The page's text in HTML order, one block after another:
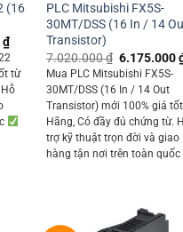
(16
₫Current
price
is:
3.591.000 ₫.
từ
PLC Mitsubishi FX5S-
30MT/DSS (16 In / 14
Transistor)
7.020.000₫ Original
price
was:
7.020.000 ₫.
6.175.000
Mua PLC Mitsubishi FX5S-
30MT/DSS (16 In / 14 Out
Transistor) mới 100% giá
Hãng, Có đầy đủ chứng từ.
trợ kỹ thuật trọn đời và giao
hàng tận nơi trên toàn quốc